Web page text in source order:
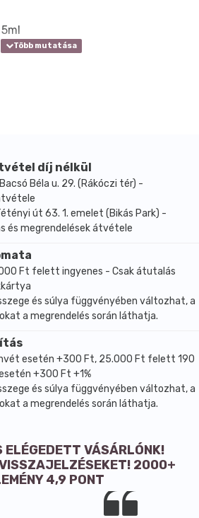
díj nélkül
Béla u. 29. (Rákóczi tér) -
út 63. 1. emelet (Bikás Park) -
és megrendelések átvétele
Ft felett ingyenes - Csak átutalás
és súlya függvényében változhat, a
a megrendelés során láthatja.
esetén +300 Ft, 25.000 Ft felett 190
+300 Ft +1%
és súlya függvényében változhat, a
a megrendelés során láthatja.
ELÉGEDETT VÁSÁRLÓNK!
2000+
4,9 PONT